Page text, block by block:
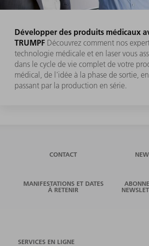
Développer des produits médicaux
TRUMPF Découvrez comment nos
technologie médicale et en laser vous
dans le cycle de vie complet de votre
médical, de l'idée à la phase de sortie, en
passant par la production en série.
CONTACT
MANIFESTATIONS ET DATES
À RETENIR
SERVICES EN LIGNE